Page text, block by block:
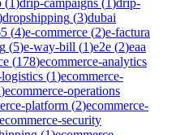
dropshipping (3)dubai
(4)e-commerce (2)e-factura
(5)e-way-bill (1)e2e (2)eaa
(178)ecommerce-analytics
(1)ecommerce-
)ecommerce-operations
platform (2)ecommerce-
ecommerce-security